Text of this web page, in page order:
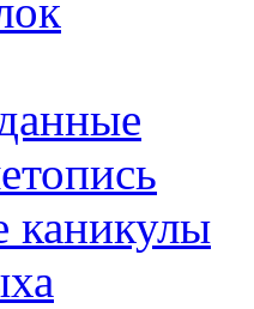
каникулы